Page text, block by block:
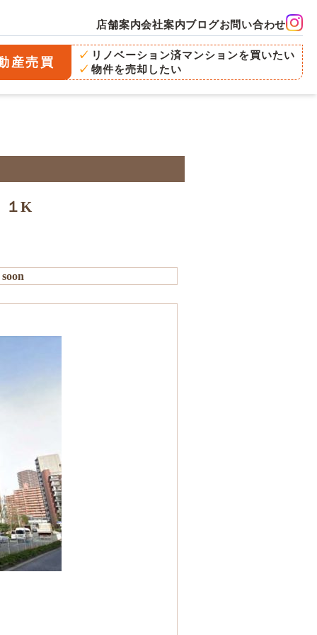
店舗案内会社案内ブログお問い合わせ
産売買
リノベーション済マンションを買いたい
物件を売却したい
店舗案内
１K